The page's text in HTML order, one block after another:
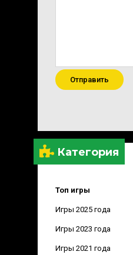
Категория
Топ игры
Игры 2025 года
Игры 2023 года
Игры 2021 года
Отправить